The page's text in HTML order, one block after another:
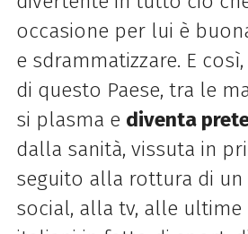
occasione per lui è
e sdrammatizzare. E
di questo Paese, tra le
si plasma e diventa
dalla sanità, vissuta in
seguito alla rottura di un
social, alla tv, alle ultime